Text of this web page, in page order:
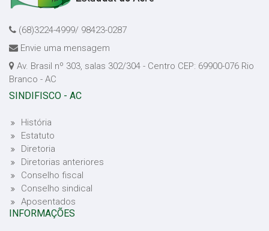
(68)3224-4999/ 98423-0287
Envie uma mensagem
Av. Brasil nº 303, salas 302/304 - Centro CEP: 69900-076 Rio
Branco - AC
SINDIFISCO - AC
História
Estatuto
Diretoria
Diretorias anteriores
Conselho fiscal
Conselho sindical
Aposentados
INFORMAÇÕES